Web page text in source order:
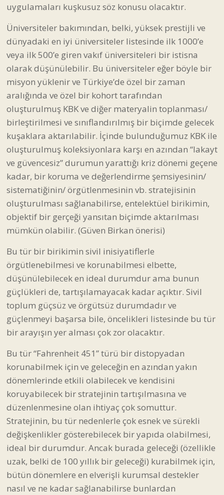
uygulamaları kuşkusuz söz konusu olacaktır.
Üniversiteler bakımından, belki, yüksek prestijli ve
dünyadaki en iyi üniversiteler listesinde ilk 1000’e
veya ilk 500’e giren vakıf üniversiteleri bir istisna
olarak düşünülebilir. Bu üniversiteler eğer böyle bir
misyon yüklenir ve Türkiye’de özel bir zaman
aralığında ve özel bir kohort tarafından
oluşturulmuş KBK ve diğer materyalin toplanması/
birleştirilmesi ve sınıflandırılmış bir biçimde gelecek
kuşaklara aktarılabilir. İçinde bulunduğumuz KBK ile
oluşturulmuş koleksiyonlara karşı en azından “lakayt
ve güvencesiz” durumun yarattığı kriz dönemi geçene
kadar, bir koruma ve değerlendirme şemsiyesinin/
sistematiğinin/ örgütlenmesinin vb. stratejisinin
oluşturulması sağlanabilirse, entelektüel birikimin,
objektif bir gerçeği yansıtan biçimde aktarılması
mümkün olabilir. (Güven Birkan önerisi)
Bu tür bir birikimin sivil inisiyatiflerle
örgütlenebilmesi ve korunabilmesi elbette,
düşünülebilecek en ideal durumdur ama bunun
güçlükleri de, tartışılamayacak kadar açıktır. Sivil
toplum güçsüz ve örgütsüz durumdadır ve
güçlenmeyi başarsa bile, öncelikleri listesinde bu tür
bir arayışın yer alması çok zor olacaktır.
Bu tür “Fahrenheit 451” türü bir distopyadan
korunabilmek için ve geleceğin en azından yakın
dönemlerinde etkili olabilecek ve kendisini
koruyabilecek bir stratejinin tartışılmasına ve
düzenlenmesine olan ihtiyaç çok somuttur.
Stratejinin, bu tür nedenlerle çok esnek ve sürekli
değişkenlikler gösterebilecek bir yapıda olabilmesi,
ideal bir durumdur. Ancak burada geleceği (özellikle
uzak, belki de 100 yıllık bir geleceği) kurabilmek için,
bütün dönemlere en elverişli kurumsal destekler
nasıl ve ne kadar sağlanabilirse bunlardan